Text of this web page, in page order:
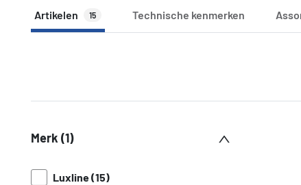
Artikelen 15 Technische kenmerken
Merk (1)
Luxline (15)